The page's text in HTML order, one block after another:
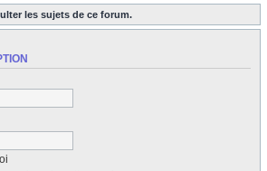
les sujets de ce forum.